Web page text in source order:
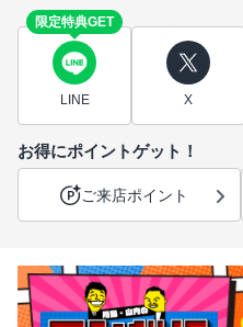
限定特典GET
LINE X
お得にポイントゲット！
ご来店ポイント